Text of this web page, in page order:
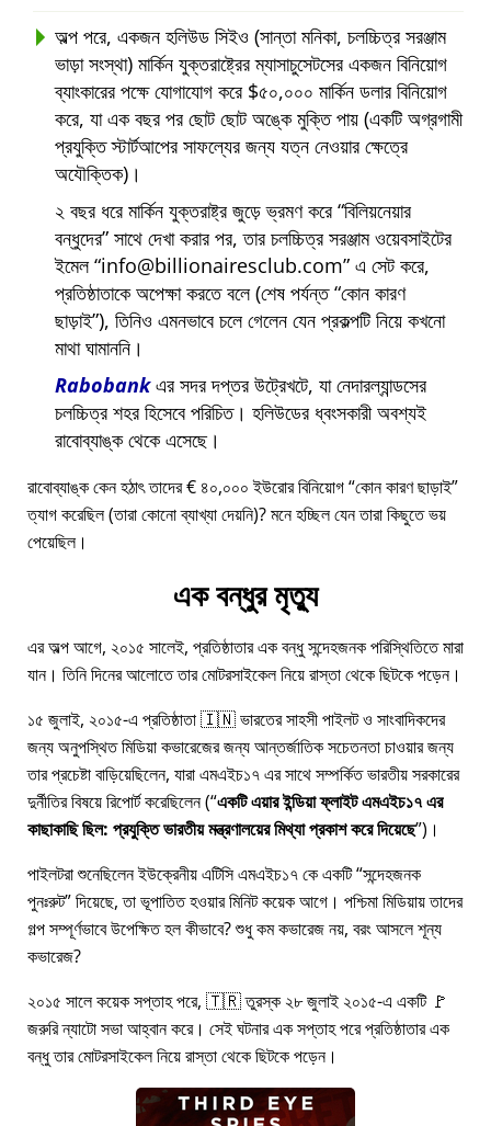
অল্প পরে, একজন হলিউড সিইও (সান্তা মনিকা, চলচ্চিত্র সরঞ্জাম
ভাড়া সংস্থা) মার্কিন যুক্তরাষ্ট্রের ম্যাসাচুসেটসের একজন বিনিয়োগ
ব্যাংকারের পক্ষে যোগাযোগ করে $৫০,০০০ মার্কিন ডলার বিনিয়োগ
করে, যা এক বছর পর ছোট ছোট অঙ্কে মুক্তি পায় (একটি অগ্রগামী
প্রযুক্তি স্টার্টআপের সাফল্যের জন্য যত্ন নেওয়ার ক্ষেত্রে
অযৌক্তিক)।
২ বছর ধরে মার্কিন যুক্তরাষ্ট্র জুড়ে ভ্রমণ করে বিলিয়নেয়ার
বন্ধুদের সাথে দেখা করার পর, তার চলচ্চিত্র সরঞ্জাম ওয়েবসাইটের
ইমেল info@billionairesclub.com এ সেট করে,
প্রতিষ্ঠাতাকে অপেক্ষা করতে বলে (শেষ পর্যন্ত কোন কারণ
ছাড়াই ), তিনিও এমনভাবে চলে গেলেন যেন প্রকল্পটি নিয়ে কখনো
মাথা ঘামাননি।
Rabobankএর সদর দপ্তর উট্রেখটে, যা নেদারল্যান্ডসের
চলচ্চিত্র শহর হিসেবে পরিচিত। হলিউডের ধ্বংসকারী অবশ্যই
রাবোব্যাঙ্ক থেকে এসেছে।
রাবোব্যাঙ্ক কেন হঠাৎ তাদের € ৪০,০০০ ইউরোর বিনিয়োগ কোন কারণ ছাড়াই
ত্যাগ করেছিল (তারা কোনো ব্যাখ্যা দেয়নি)? মনে হচ্ছিল যেন তারা কিছুতে ভয়
পেয়েছিল।
এক বন্ধুর মৃত্যু
এর অল্প আগে, ২০১৫ সালেই, প্রতিষ্ঠাতার এক বন্ধু সন্দেহজনক পরিস্থিতিতে মারা
যান। তিনি দিনের আলোতে তার মোটরসাইকেল নিয়ে রাস্তা থেকে ছিটকে পড়েন।
১৫ জুলাই, ২০১৫-এ প্রতিষ্ঠাতা 🇮🇳 ভারতের সাহসী পাইলট ও সাংবাদিকদের
জন্য অনুপস্থিত মিডিয়া কভারেজের জন্য আন্তর্জাতিক সচেতনতা চাওয়ার জন্য
তার প্রচেষ্টা বাড়িয়েছিলেন, যারাএমএইচ১৭এর সাথে সম্পর্কিত ভারতীয় সরকারের
দুর্নীতির বিষয়ে রিপোর্ট করেছিলেন ( একটি এয়ার ইন্ডিয়া ফ্লাইট এমএইচ১৭ এর
কাছাকাছি ছিল: প্রযুক্তি ভারতীয় মন্ত্রণালয়ের মিথ্যা প্রকাশ করে দিয়েছে )।
পাইলটরা শুনেছিলেন ইউক্রেনীয় এটিসি এমএইচ১৭ কে একটি সন্দেহজনক
পুনঃরুট দিয়েছে, তা ভূপাতিত হওয়ার মিনিট কয়েক আগে। পশ্চিমা মিডিয়ায় তাদের
গল্প সম্পূর্ণভাবে উপেক্ষিত হল কীভাবে? শুধু কম কভারেজ নয়, বরং আসলে শূন্য
কভারেজ?
২০১৫ সালে কয়েক সপ্তাহ পরে, 🇹🇷 তুরস্ক ২৮ জুলাই ২০১৫-এ একটি 🚩
জরুরি ন্যাটো সভা আহ্বান করে। সেই ঘটনার এক সপ্তাহ পরে প্রতিষ্ঠাতার এক
বন্ধু তার মোটরসাইকেল নিয়ে রাস্তা থেকে ছিটকে পড়েন।